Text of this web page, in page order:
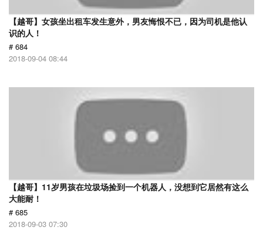
【越哥】女孩坐出租车发生意外，男友悔恨不已，因为司机是他认
识的人！
# 684
2018-09-04 08:44
【越哥】11岁男孩在垃圾场捡到一个机器人，没想到它居然有这么
大能耐！
# 685
2018-09-03 07:30